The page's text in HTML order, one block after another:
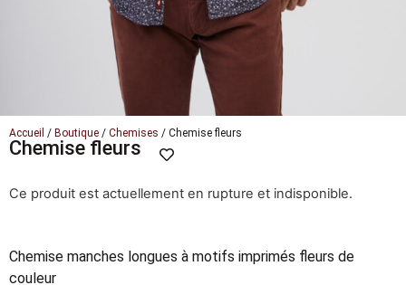
Accueil / Boutique / Chemises / Chemise fleurs
Chemise fleurs
Ce produit est actuellement en rupture et indisponible.
Chemise manches longues à motifs imprimés fleurs de
couleur